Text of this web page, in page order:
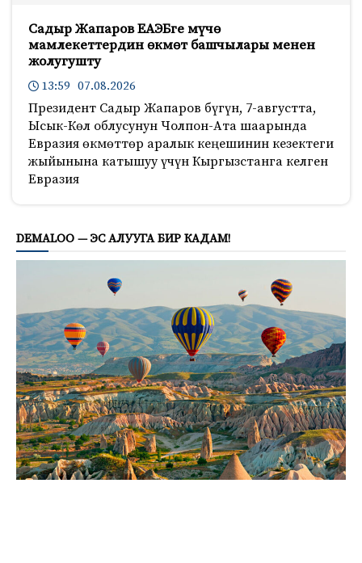
Садыр Жапаров ЕАЭБге мүчө
мамлекеттердин өкмөт башчылары менен
жолугушту
13:59 07.08.2026
Президент Садыр Жапаров бүгүн, 7-августта,
Ысык-Көл облусунун Чолпон-Ата шаарында
Евразия өкмөттөр аралык кеңешинин кезектеги
жыйынына катышуу үчүн Кыргызстанга келген
Евразия
DEMALOO — ЭС АЛУУГА БИР КАДАМ!